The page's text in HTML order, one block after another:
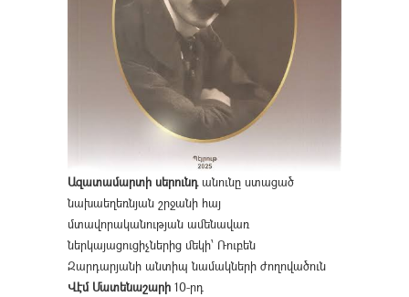
Ազատամարտի սերունդանունը ստացած
նախաեղեռնյան շրջանի հայ
մտավորականության ամենավառ
ներկայացուցիչներից մեկի՝ Ռուբեն
Զարդարյանի անտիպ նամակների ժողովածուն
Վէմ Մատենաշարի 10-րդ